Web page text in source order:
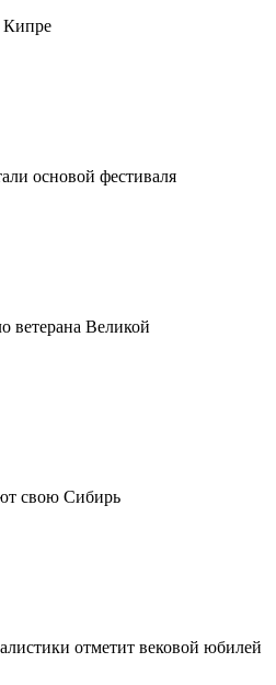
Кипре
основой фестиваля
ветерана Великой
свою Сибирь
отметит вековой юбилей